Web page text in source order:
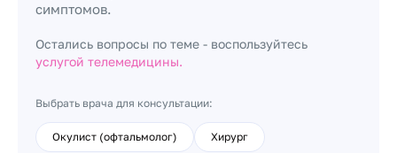
симптомов.
Остались вопросы по теме - воспользуйтесь
услугой телемедицины.
Выбрать врача для консультации:
Окулист (офтальмолог) Хирург